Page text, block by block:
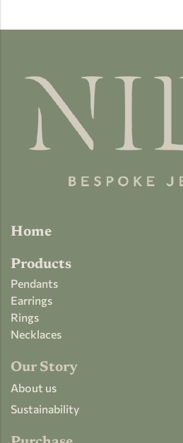
Home
Products
Pendants
Earrings
Rings
Necklaces
Our Story
About us
Sustainability